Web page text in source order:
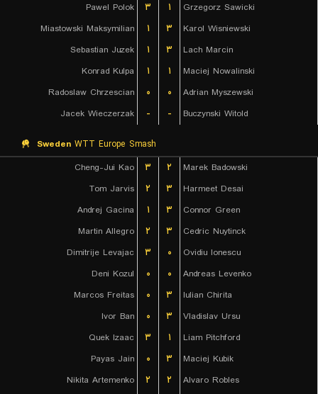
Pawel Polok
۳ ۱
Grzegorz Sawicki
Miastowski Maksymilian
۱ ۳
Karol Wisniewski
Sebastian Juzek
۱ ۳
Lach Marcin
Konrad Kulpa
۱ ۱
Maciej Nowalinski
Radoslaw Chrzescian
۰ ۰
Adrian Myszewski
Jacek Wieczerzak
- - Buczynski Witold
Sweden WTT Europe Smash
Cheng-Jui Kao
۳ ۲
Marek Badowski
Tom Jarvis
۲ ۳
Harmeet Desai
Andrej Gacina
۱ ۳
Connor Green
Martin Allegro
۲ ۳
Cedric Nuytinck
Dimitrije Levajac
۳ ۰
Ovidiu Ionescu
Deni Kozul
۰ ۰
Andreas Levenko
Marcos Freitas
۰ ۳
Iulian Chirita
Ivor Ban
۰ ۳
Vladislav Ursu
Quek Izaac
۳ ۱
Liam Pitchford
Payas Jain
۰ ۳
Maciej Kubik
Nikita Artemenko
۲ ۲
Alvaro Robles